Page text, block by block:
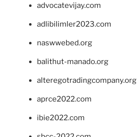
advocatevijay.com
adlibilimler2023.com
naswwebed.org
balithut-manado.org
alteregotradingcompany.org
aprce2022.com
ibie2022.com